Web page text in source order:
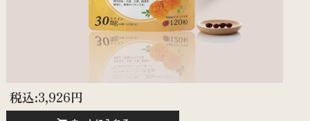
税込:3,926円